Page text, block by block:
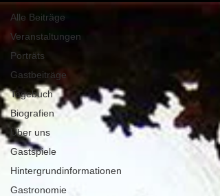
Alle Beiträge
Veranstaltungen
Porträts
Gastbeiträge
Tagebuch
Biografien
Über uns
Gastspiele
Hintergrundinformationen
Gastronomie